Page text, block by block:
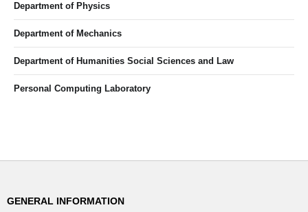
Department of Physics
Department of Mechanics
Department of Humanities Social Sciences and Law
Personal Computing Laboratory
GENERAL INFORMATION